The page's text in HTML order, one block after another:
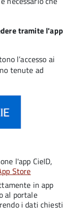
tramite l'app
l’accesso ai
tenute ad
l'app CieID,
Store
in app
al portale
i dati chiesti